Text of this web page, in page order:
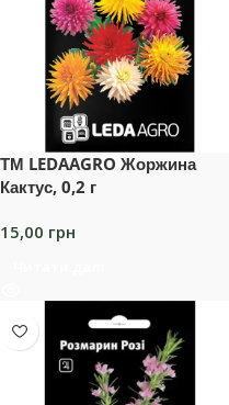
ТМ LEDAAGRO Жоржина
Кактус, 0,2 г
15,00 грн